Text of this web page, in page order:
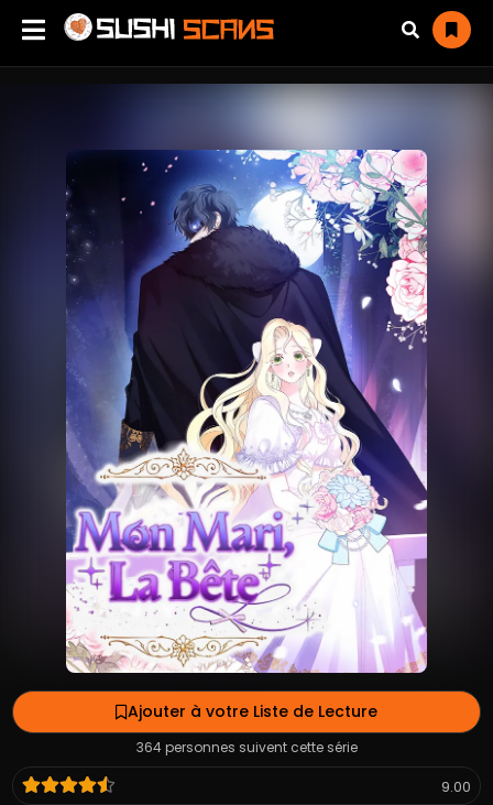
Ajouter à votre Liste de Lecture
364 personnes suivent cette série
9.00